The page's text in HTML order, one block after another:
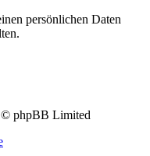
persönlichen Daten
phpBB Limited